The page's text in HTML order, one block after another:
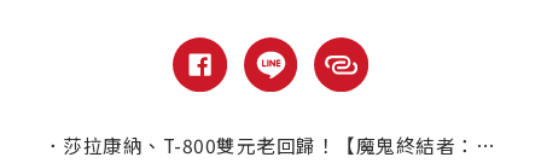
． 莎拉康納、T-800雙元老回歸！【魔鬼終結者：黑暗宿命】本周電視首播